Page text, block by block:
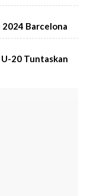
Barcelona
20 Tuntaskan